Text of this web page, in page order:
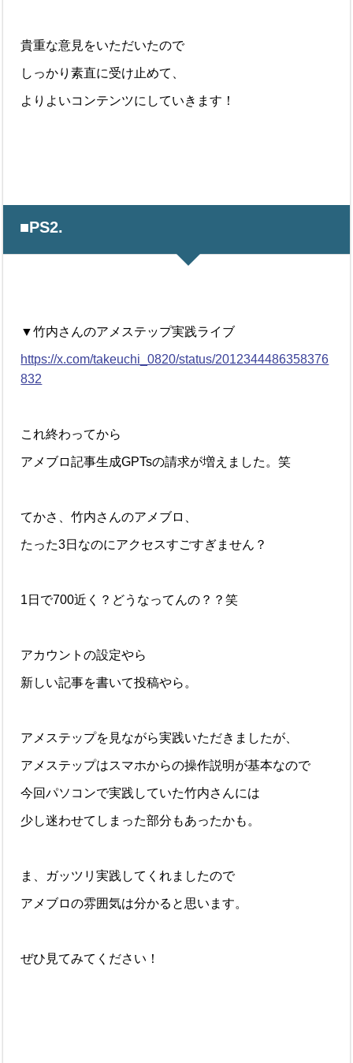
貴重な意見をいただいたので
しっかり素直に受け止めて、
よりよいコンテンツにしていきます！
■PS2.
▼竹内さんのアメステップ実践ライブ
https://x.com/takeuchi_0820/status/2012344486358376
832
これ終わってから
アメブロ記事生成GPTsの請求が増えました。笑
てかさ、竹内さんのアメブロ、
たった3日なのにアクセスすごすぎません？
1日で700近く？どうなってんの？？笑
アカウントの設定やら
新しい記事を書いて投稿やら。
アメステップを見ながら実践いただきましたが、
アメステップはスマホからの操作説明が基本なので
今回パソコンで実践していた竹内さんには
少し迷わせてしまった部分もあったかも。
ま、ガッツリ実践してくれましたので
アメブロの雰囲気は分かると思います。
ぜひ見てみてください！